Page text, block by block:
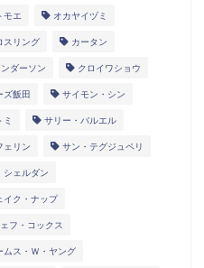
モエ オカヤイヅミ
スリング カータン
ダーソン クロイワショウ
ズ飯田 サイモン・シン
ミ サリー・バルエル
ェリン サン・テグジュペリ
シェルダン
イク・ナップ
フ・コックス
ムス・Ｗ・ヤング